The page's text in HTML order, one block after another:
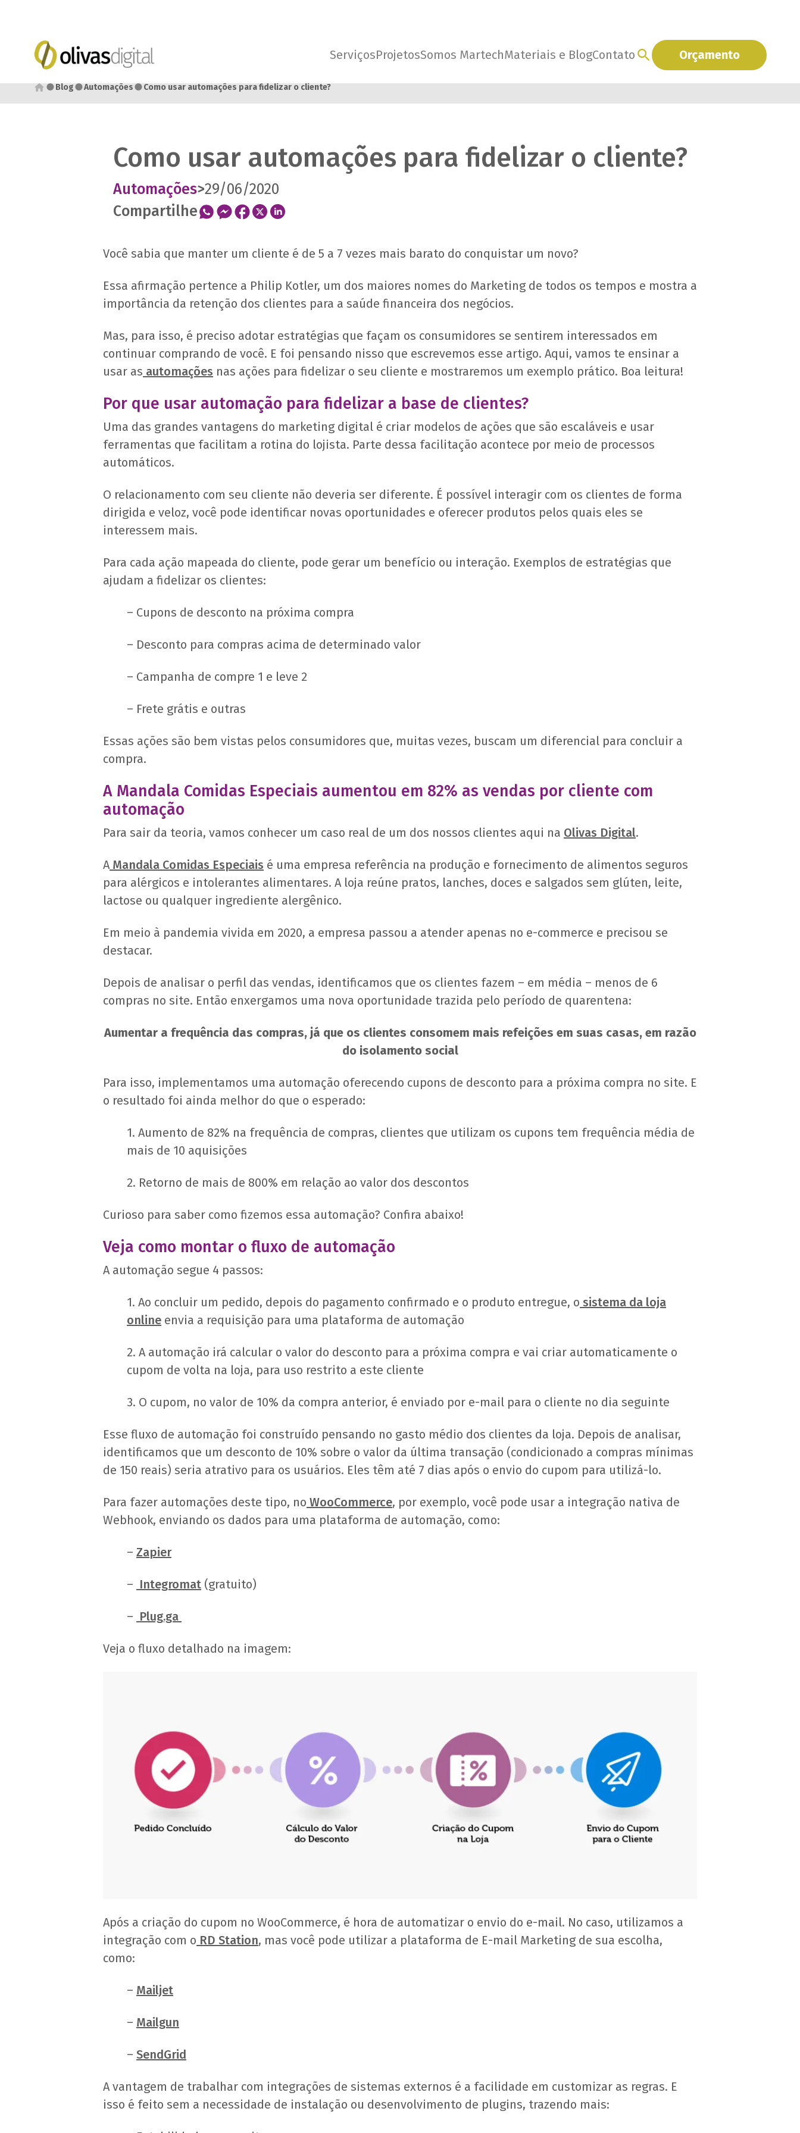
ServiçosProjetosSomos MartechMateriais e BlogContato Orçamento
●Blog●Automações●Como usar automações para fidelizar o cliente?
Como usar automações para fidelizar o cliente?
Automações>29/06/2020
Compartilhe
Você sabia que manter um cliente é de 5 a 7 vezes mais barato do conquistar um novo?
Essa afirmação pertence a Philip Kotler, um dos maiores nomes do Marketing de todos os tempos e mostra a
importância da retenção dos clientes para a saúde financeira dos negócios.
Mas, para isso, é preciso adotar estratégias que façam os consumidores se sentirem interessados em
continuar comprando de você. E foi pensando nisso que escrevemos esse artigo. Aqui, vamos te ensinar a
usar as automações nas ações para fidelizar o seu cliente e mostraremos um exemplo prático. Boa leitura!
Por que usar automação para fidelizar a base de clientes?
Uma das grandes vantagens do marketing digital é criar modelos de ações que são escaláveis e usar
ferramentas que facilitam a rotina do lojista. Parte dessa facilitação acontece por meio de processos
automáticos.
O relacionamento com seu cliente não deveria ser diferente. É possível interagir com os clientes de forma
dirigida e veloz, você pode identificar novas oportunidades e oferecer produtos pelos quais eles se
interessem mais.
Para cada ação mapeada do cliente, pode gerar um benefício ou interação. Exemplos de estratégias que
ajudam a fidelizar os clientes:
– Cupons de desconto na próxima compra
– Desconto para compras acima de determinado valor
– Campanha de compre 1 e leve 2
– Frete grátis e outras
Essas ações são bem vistas pelos consumidores que, muitas vezes, buscam um diferencial para concluir a
compra.
A Mandala Comidas Especiais aumentou em 82% as vendas por cliente com
automação
Para sair da teoria, vamos conhecer um caso real de um dos nossos clientes aqui na Olivas Digital.
AMandala Comidas Especiais é uma empresa referência na produção e fornecimento de alimentos seguros
para alérgicos e intolerantes alimentares. A loja reúne pratos, lanches, doces e salgados sem glúten, leite,
lactose ou qualquer ingrediente alergênico.
Em meio à pandemia vivida em 2020, a empresa passou a atender apenas no e-commerce e precisou se
destacar.
Depois de analisar o perfil das vendas, identificamos que os clientes fazem – em média – menos de 6
compras no site. Então enxergamos uma nova oportunidade trazida pelo período de quarentena:
Aumentar a frequência das compras, já que os clientes consomem mais refeições em suas casas, em razão
do isolamento social
Para isso, implementamos uma automação oferecendo cupons de desconto para a próxima compra no site. E
o resultado foi ainda melhor do que o esperado:
1. Aumento de 82% na frequência de compras, clientes que utilizam os cupons tem frequência média de
mais de 10 aquisições
2. Retorno de mais de 800% em relação ao valor dos descontos
Curioso para saber como fizemos essa automação? Confira abaixo!
Veja como montar o fluxo de automação
A automação segue 4 passos:
1. Ao concluir um pedido, depois do pagamento confirmado e o produto entregue, o sistema da loja
online envia a requisição para uma plataforma de automação
2. A automação irá calcular o valor do desconto para a próxima compra e vai criar automaticamente o
cupom de volta na loja, para uso restrito a este cliente
3. O cupom, no valor de 10% da compra anterior, é enviado por e-mail para o cliente no dia seguinte
Esse fluxo de automação foi construído pensando no gasto médio dos clientes da loja. Depois de analisar,
identificamos que um desconto de 10% sobre o valor da última transação (condicionado a compras mínimas
de 150 reais) seria atrativo para os usuários. Eles têm até 7 dias após o envio do cupom para utilizá-lo.
Para fazer automações deste tipo, no WooCommerce, por exemplo, você pode usar a integração nativa de
Webhook, enviando os dados para uma plataforma de automação, como:
– Zapier
– Integromat (gratuito)
– Plug.ga
Veja o fluxo detalhado na imagem:
Após a criação do cupom no WooCommerce, é hora de automatizar o envio do e-mail. No caso, utilizamos a
integração com o RD Station, mas você pode utilizar a plataforma de E-mail Marketing de sua escolha,
como:
– Mailjet
– Mailgun
– SendGrid
A vantagem de trabalhar com integrações de sistemas externos é a facilidade em customizar as regras. E
isso é feito sem a necessidade de instalação ou desenvolvimento de plugins, trazendo mais: